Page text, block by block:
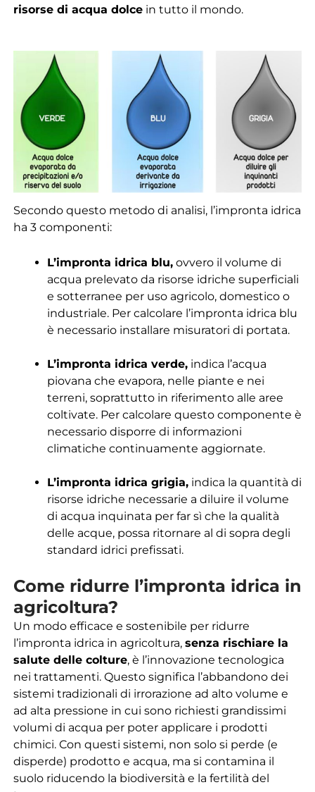
risorse di acqua dolcein tutto il mondo.
Secondo questo metodo di analisi, l’impronta idrica
ha 3 componenti:
L’impronta idrica blu,ovvero il volume di
acqua prelevato da risorse idriche superficiali
e sotterranee per uso agricolo, domestico o
industriale. Per calcolare l’impronta idrica blu
è necessario installare misuratori di portata.
L’impronta idrica verde,indica l’acqua
piovana che evapora, nelle piante e nei
terreni, soprattutto in riferimento alle aree
coltivate. Per calcolare questo componente è
necessario disporre di informazioni
climatiche continuamente aggiornate.
L’impronta idrica grigia,indica la quantità di
risorse idriche necessarie a diluire il volume
di acqua inquinata per far sì che la qualità
delle acque, possa ritornare al di sopra degli
standard idrici prefissati.
Come ridurre l’impronta idrica in
agricoltura?
Un modo efficace e sostenibile per ridurre
l’impronta idrica in agricoltura, senza rischiare la
salute delle colture, è l’innovazione tecnologica
nei trattamenti. Questo significa l’abbandono dei
sistemi tradizionali di irrorazione ad alto volume e
ad alta pressione in cui sono richiesti grandissimi
volumi di acqua per poter applicare i prodotti
chimici. Con questi sistemi, non solo si perde (e
disperde) prodotto e acqua, ma si contamina il
suolo riducendo la biodiversità e la fertilità del